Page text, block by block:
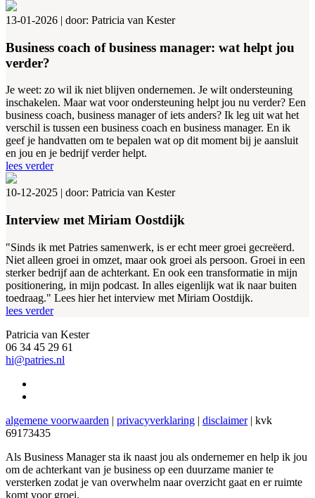
13-01-2026 | door: Patricia van Kester
Business coach of business manager: wat helpt jou
verder?
Je weet: zo wil ik niet blijven ondernemen. Je wilt ondersteuning
inschakelen. Maar wat voor ondersteuning helpt jou nu verder? Een
business coach, business manager of iets anders? Ik leg uit wat het
verschil is tussen een business coach en business manager. En ik
geef je handvatten om te bepalen wat op dit moment bij je aansluit
en jou en je bedrijf verder helpt.
lees verder
10-12-2025 | door: Patricia van Kester
Interview met Miriam Oostdijk
"Sinds ik met Patries samenwerk, is er echt meer groei gecreëerd.
Niet alleen groei in omzet, maar ook groei als persoon. Groei in een
sterker bedrijf aan de achterkant. En ook een transformatie in mijn
positionering, in mijn podcast. In alles eigenlijk wat ik naar buiten
toedraag." Lees hier het interview met Miriam Oostdijk.
lees verder
Patricia van Kester
06 34 45 29 61
hi@patries.nl
algemene voorwaarden | privacyverklaring | disclaimer| kvk
69173435
Als Business Manager sta ik naast jou als ondernemer en help ik jou
om de achterkant van je business op een duurzame manier te
versterken zodat je van overwhelm naar overzicht gaat en er ruimte
komt voor groei.